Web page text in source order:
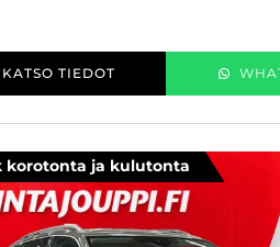
KATSO TIEDOT
korotonta ja kulutonta